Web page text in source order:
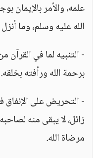
علمه، والأمر بالإيمان
الله عليه وسلم، وما
- التنبيه لما في القرآن
برحمة الله ورأفته بخلقه.
- التحريض على
زائل، لا يبقى منه
مرضاة الله.